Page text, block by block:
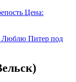
Цена:
Питер под